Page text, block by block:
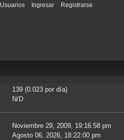
Usuarios Ingresar Registrarse
139 (0.023 por día)
N/D
Noviembre 29, 2009, 19:16:58 pm
Agosto 06, 2026, 18:22:00 pm